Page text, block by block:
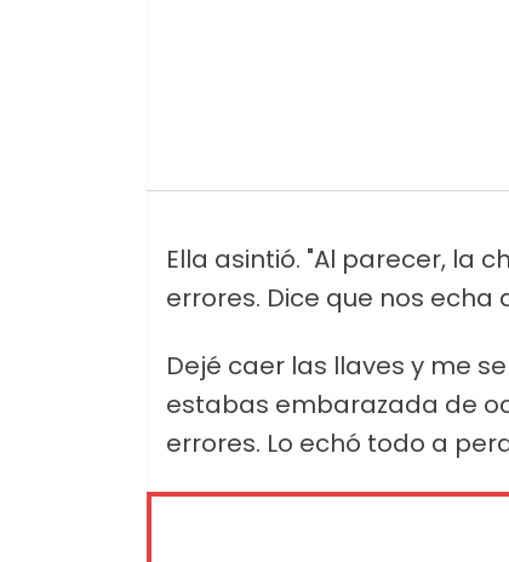
Ella asintió. "Al parecer, la
errores. Dice que nos echa
Dejé caer las llaves y me
estabas embarazada de
errores. Lo echó todo a